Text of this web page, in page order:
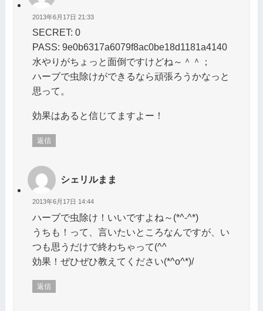
2013年6月17日 21:33
SECRET: 0
PASS: 9e0b6317a6079f8ac0be18d1181a4140
水やりがちょっと面倒ですけどね～＾＾；
ハーブで虫除けができるなら頑張ろうかなっと
思って。
効果はあると信じてますよー！
返信
シェリルまま
2013年6月17日 14:44
ハーブで虫除け！いいですよね～(*^-^*)
うちも！って、言いたいところなんですが、い
つも思うだけで終わちゃって(^^ゞ
効果！ぜひぜひ教えてください(*^o^*)/
返信